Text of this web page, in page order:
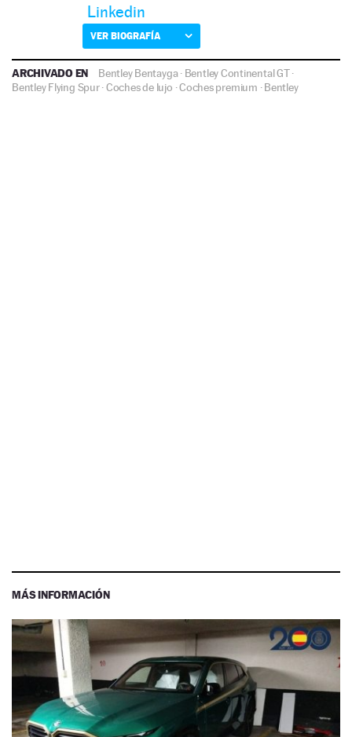
Linkedin
VER BIOGRAFÍA
ARCHIVADO EN Bentley Bentayga· Bentley Continental GT·
Bentley Flying Spur·Coches de lujo ·Coches premium ·Bentley
MÁS INFORMACIÓN